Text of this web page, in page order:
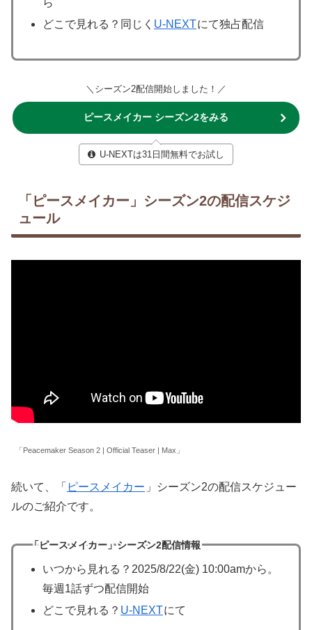
どこで見れる？同じく U-NEXTにて独占配信
＼シーズン2配信開始しました！／
ピースメイカー シーズン2をみる
U-NEXTは31日間無料でお試し
「ピースメイカー」シーズン2の配信スケジ
ュール
「Peacemaker Season 2 | Official Teaser | Max」
続いて、「 ピースメイカー 」シーズン2の配信スケジュー
ルのご紹介です。
「ピースメイカー」シーズン2配信情報
いつから見れる？2025/8/22(金) 10:00amから。
毎週1話ずつ配信開始
どこで見れる？ U-NEXTにて